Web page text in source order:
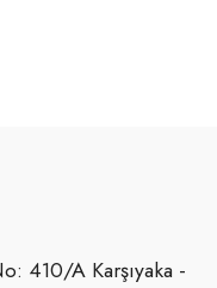
410/A Karşıyaka -